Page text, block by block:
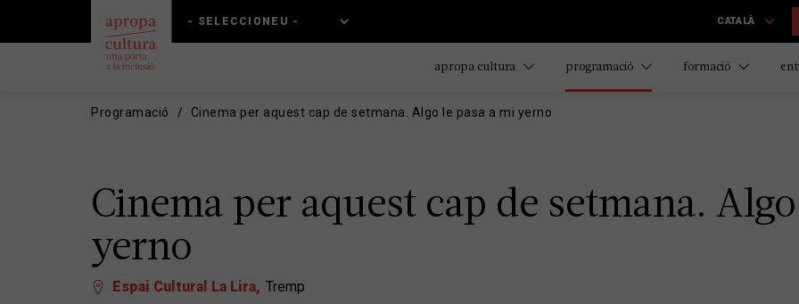
contingut
main
CATALÀ
apropa cultura programació formació
Programació Cinema per aquest cap de setmana. Algo le pasa a mi yerno
Cinema per aquest cap de setmana.
yerno
Espai Cultural La Lira Tremp